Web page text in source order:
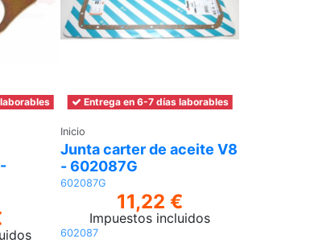
Entrega en 6-7 días laborables
Inicio
Junta carter de aceite V8
- 602087G
602087G
11,22 €
Impuestos incluidos
602087